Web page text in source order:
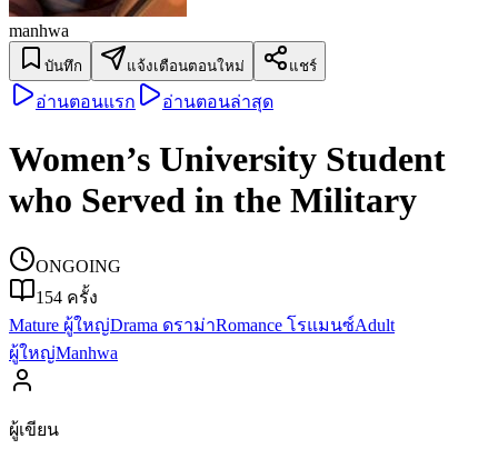
manhwa
บันทึก แจ้งเตือนตอนใหม่ แชร์
อ่านตอนแรก อ่านตอนล่าสุด
Women’s University Student
who Served in the Military
ONGOING
154 ครั้ง
Mature ผู้ใหญ่Drama ดราม่าRomance โรแมนซ์Adult
ผู้ใหญ่Manhwa
ผู้เขียน